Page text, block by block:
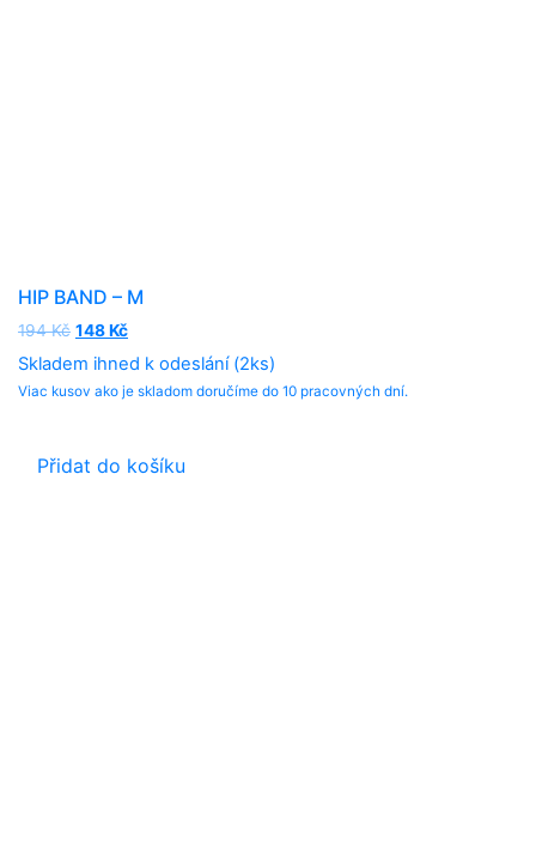
HIP BAND – M
194Kč Original
price
194 Kč.
148KčCurrent
price
is:
148 Kč.
Skladem ihned k odeslání (2ks)
Viac kusov ako je skladom doručíme do 10 pracovných dní.
Přidat do košíku